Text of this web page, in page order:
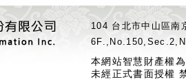
104 台北市中山區
本網站智慧財產權
未經正式書面授權